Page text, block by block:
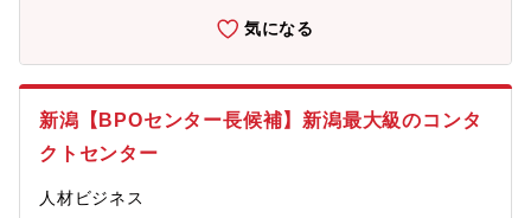
ただける方を募集しております。【求める人物像】・支店全体の
ーション・バックオフィスの各現場を理解し、改善策を立案・実
いコミュニケーション力を持つ方・データ・KPIに基づき意思決定
を行い、業務効率化・改革を推進できる方
気になる
新潟【BPOセンター長候補】新潟最大級のコンタ
クトセンター
人材ビジネス